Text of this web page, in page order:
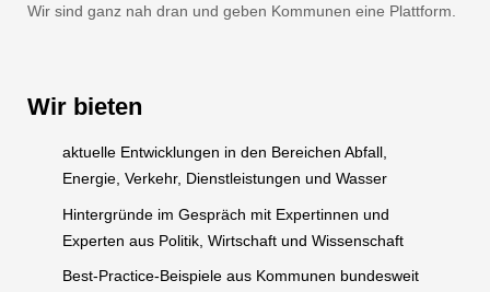
Wir sind ganz nah dran und geben Kommunen eine Plattform.
Wir bieten
aktuelle Entwicklungen in den Bereichen Abfall,
Energie, Verkehr, Dienstleistungen und Wasser
Hintergründe im Gespräch mit Expertinnen und
Experten aus Politik, Wirtschaft und Wissenschaft
Best-Practice-Beispiele aus Kommunen bundesweit